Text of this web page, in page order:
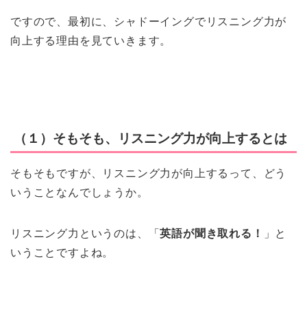
ですので、最初に、シャドーイングでリスニング力が
向上する理由を見ていきます。
（１）そもそも、リスニング力が向上するとは
そもそもですが、リスニング力が向上するって、どう
いうことなんでしょうか。
リスニング力というのは、「英語が聞き取れる！
」と
いうことですよね。